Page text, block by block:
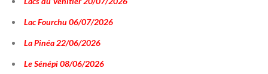
Lac Fourchu 06/07/2026
La Pinéa 22/06/2026
Le Sénépi 08/06/2026